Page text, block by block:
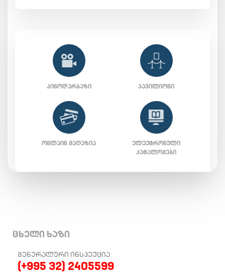
ᲙᲘᲜᲝᲓᲐᲠᲑᲐᲖᲘ ᲞᲐᲕᲘᲚᲘᲝᲜᲘ
ᲝᲜᲚᲐᲘᲜ ᲛᲐᲦᲐᲖᲘᲐ
ᲔᲚᲔᲥᲢᲠᲝᲜᲣᲚᲘ
ᲙᲐᲢᲐᲚᲝᲒᲔᲑᲘ
ცხელი ხაზი
ᲒᲔᲜᲔᲠᲐᲚᲣᲠᲘ ᲘᲜᲡᲞᲔᲥᲪᲘᲐ
(+995 32) 2405599